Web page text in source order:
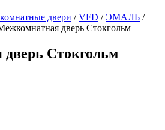
двери /VFD /ЭМАЛЬ /
дверь Стокгольм
Стокгольм